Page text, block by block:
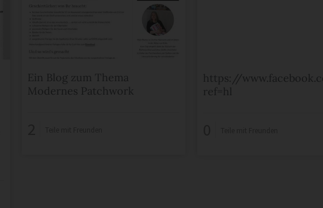
Ein Blog zum Thema
Modernes Patchwork
https://
ref=hl